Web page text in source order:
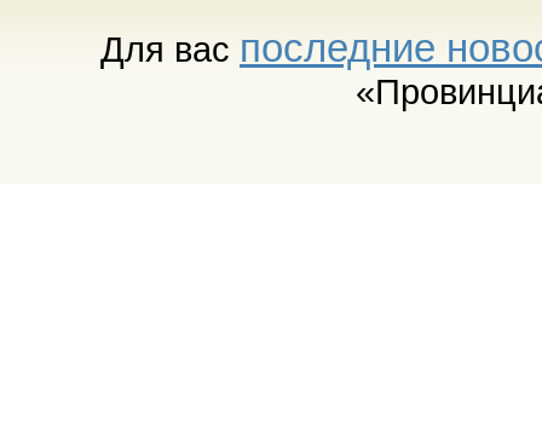
Для вас последние